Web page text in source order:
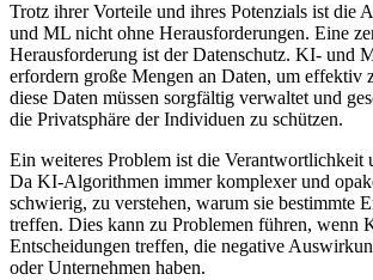
Trotz ihrer Vorteile und ihres Potenzials ist die
und ML nicht ohne Herausforderungen. Eine
Herausforderung ist der Datenschutz. KI- und
erfordern große Mengen an Daten, um effektiv
diese Daten müssen sorgfältig verwaltet und
die Privatsphäre der Individuen zu schützen.
Ein weiteres Problem ist die Verantwortlichkeit
Da KI-Algorithmen immer komplexer und
schwierig, zu verstehen, warum sie bestimmte
treffen. Dies kann zu Problemen führen, wenn
Entscheidungen treffen, die negative
oder Unternehmen haben.